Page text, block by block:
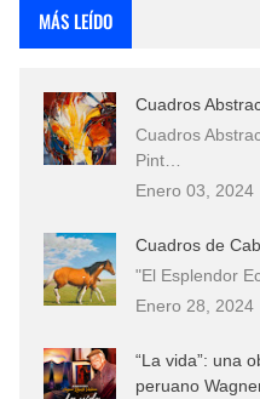
MÁS LEÍDO
Cuadros
Cuadros
Pint…
Enero 03, 2024
Cuadros de
"El Esplendor
Enero 28, 2024
“La vida”: una
peruano